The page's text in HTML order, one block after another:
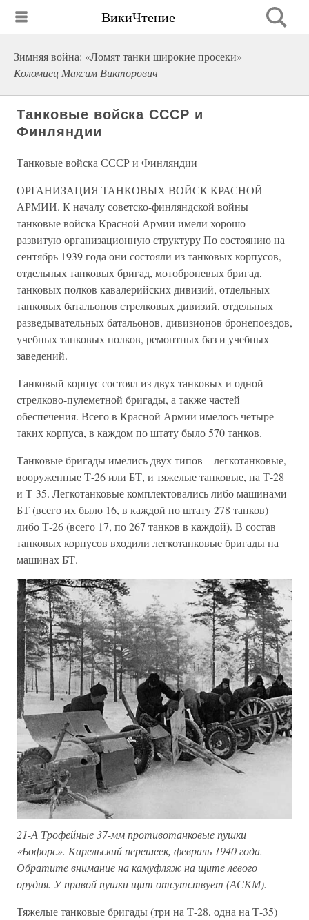
ВикиЧтение
Зимняя война: «Ломят танки широкие просеки»
Коломиец Максим Викторович
Танковые войска СССР и
Финляндии
Танковые войска СССР и Финляндии
ОРГАНИЗАЦИЯ ТАНКОВЫХ ВОЙСК КРАСНОЙ
АРМИИ. К началу советско-финляндской войны
танковые войска Красной Армии имели хорошо
развитую организационную структуру По состоянию на
сентябрь 1939 года они состояли из танковых корпусов,
отдельных танковых бригад, мотоброневых бригад,
танковых полков кавалерийских дивизий, отдельных
танковых батальонов стрелковых дивизий, отдельных
разведывательных батальонов, дивизионов бронепоездов,
учебных танковых полков, ремонтных баз и учебных
заведений.
Танковый корпус состоял из двух танковых и одной
стрелково-пулеметной бригады, а также частей
обеспечения. Всего в Красной Армии имелось четыре
таких корпуса, в каждом по штату было 570 танков.
Танковые бригады имелись двух типов – легкотанковые,
вооруженные Т-26 или БТ, и тяжелые танковые, на Т-28
и Т-35. Легкотанковые комплектовались либо машинами
БТ (всего их было 16, в каждой по штату 278 танков)
либо Т-26 (всего 17, по 267 танков в каждой). В состав
танковых корпусов входили легкотанковые бригады на
машинах БТ.
21-А Трофейные 37-мм противотанковые пушки
«Бофорс». Карельский перешеек, февраль 1940 года.
Обратите внимание на камуфляж на щите левого
орудия. У правой пушки щит отсутствует (АСКМ).
Тяжелые танковые бригады (три на Т-28, одна на Т-35)